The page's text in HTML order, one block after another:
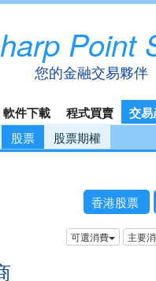
Point
您的金融交易夥伴
軟件下載 程式買賣 交
股票 股票期權
香港股票
可選消費 主要